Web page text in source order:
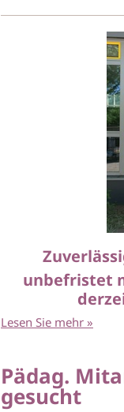
unbefristet
Lesen Sie mehr »
Pädag.
gesucht